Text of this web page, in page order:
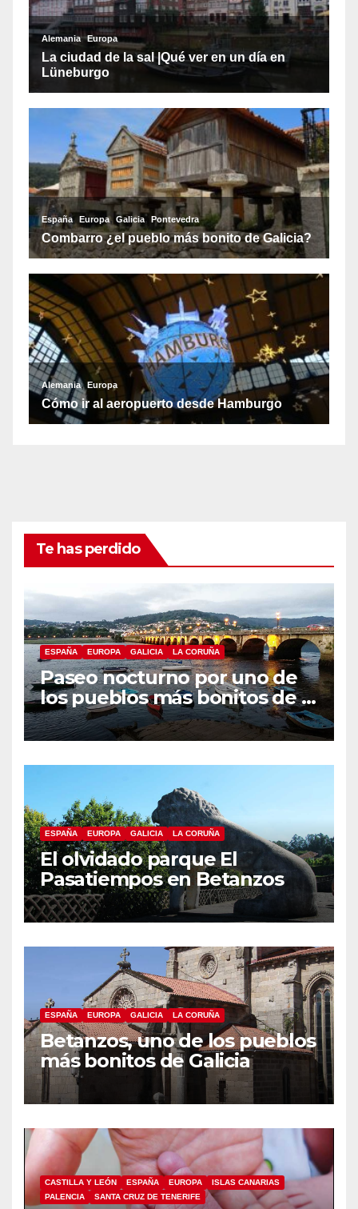
Te has perdido
ESPAÑA EUROPA GALICIA LA CORUÑA
Paseo nocturno por uno de
los pueblos más bonitos de A
Coruña, Puentedeume
ESPAÑA EUROPA GALICIA LA CORUÑA
El olvidado parque El
Pasatiempos en Betanzos
ESPAÑA EUROPA GALICIA LA CORUÑA
Betanzos, uno de los pueblos
más bonitos de Galicia
CASTILLA Y LEÓN ESPAÑA EUROPA
ISLAS CANARIAS
PALENCIA
SANTA CRUZ DE TENERIFE